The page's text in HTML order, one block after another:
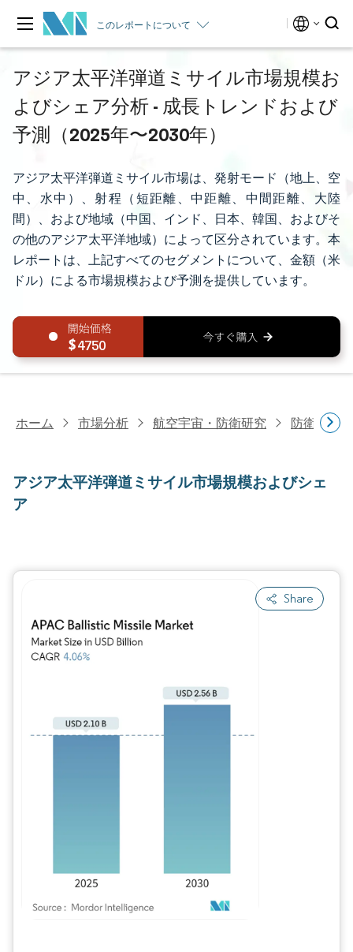
このレポートについて
アジア太平洋弾道ミサイル市場規模お
よびシェア分析 - 成長トレンドおよび
予測（2025年〜2030年）
アジア太平洋弾道ミサイル市場は、発射モード（地上、空
中、水中）、射程（短距離、中距離、中間距離、大陸
間）、および地域（中国、インド、日本、韓国、およびそ
の他のアジア太平洋地域）によって区分されています。本
レポートは、上記すべてのセグメントについて、金額（米
ドル）による市場規模および予測を提供しています。
4750
ホーム 市場分析 航空宇宙・防衛研究 防衛研究
アジア太平洋弾道ミサイル市場規模およびシェ
ア
Share